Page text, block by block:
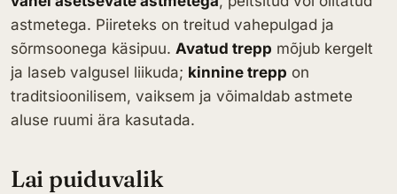
astmetega. Piireteks on treitud vahepulgad ja
sõrmsoonega käsipuu. Avatud trepp mõjub kergelt
ja laseb valgusel liikuda; kinnine trepp on
traditsioonilisem, vaiksem ja võimaldab astmete
aluse ruumi ära kasutada.
Lai puiduvalik